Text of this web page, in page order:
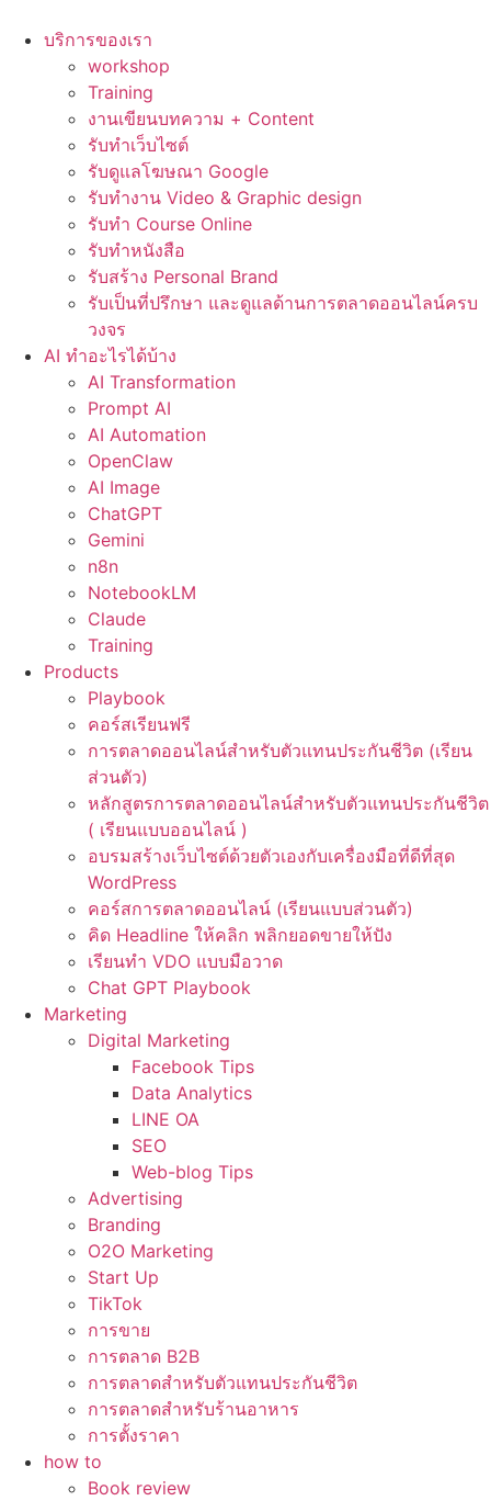
บริการของเรา
workshop
Training
งานเขียนบทความ + Content
รับทำเว็บไซต์
รับดูแลโฆษณา Google
รับทำงาน Video & Graphic design
รับทำ Course Online
รับทำหนังสือ
รับสร้าง Personal Brand
รับเป็นที่ปรึกษา และดูแลด้านการตลาดออนไลน์ครบ
วงจร
AI ทำอะไรได้บ้าง
AI Transformation
Prompt AI
AI Automation
OpenClaw
AI Image
ChatGPT
Gemini
n8n
NotebookLM
Claude
Training
Products
Playbook
คอร์สเรียนฟรี
การตลาดออนไลน์สำหรับตัวแทนประกันชีวิต (เรียน
ส่วนตัว)
หลักสูตรการตลาดออนไลน์สำหรับตัวแทนประกันชีวิต
( เรียนแบบออนไลน์ )
อบรมสร้างเว็บไซต์ด้วยตัวเองกับเครื่องมือที่ดีที่สุด
WordPress
คอร์สการตลาดออนไลน์ (เรียนแบบส่วนตัว)
คิด Headline ให้คลิก พลิกยอดขายให้ปัง
เรียนทำ VDO แบบมือวาด
Chat GPT Playbook
Marketing
Digital Marketing
Facebook Tips
Data Analytics
LINE OA
SEO
Web-blog Tips
Advertising
Branding
O2O Marketing
Start Up
TikTok
การขาย
การตลาด B2B
การตลาดสำหรับตัวแทนประกันชีวิต
การตลาดสำหรับร้านอาหาร
การตั้งราคา
how to
Book review